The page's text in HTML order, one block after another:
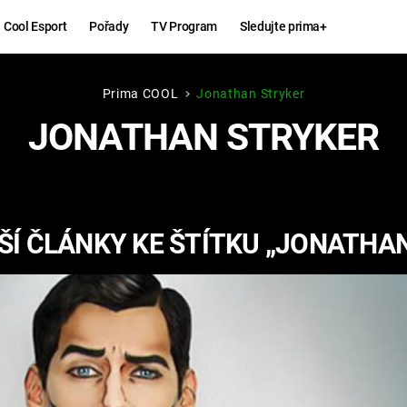
Cool Esport Pořady TV Program Sledujte prima+
Hry
KINGDOM
COME:
DELIVERANCE
ESPORT
Zábava
Prima COOL Jonathan Stryker
JONATHAN STRYKER
ČLÁNKY KE ŠTÍTKU